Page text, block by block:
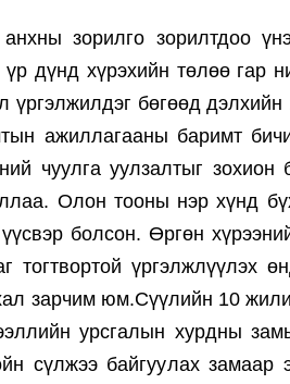
зорилго зорилтдоо
үр дүнд хүрэхийн төлөө
бөгөөд
ажиллагааны баримт
чуулга уулзалтыг
Олон тооны нэр хүнд
болсон. Өргөн
тогтвортой
зарчим юм.Сүүлийн 10
урсгалын хурдны
сүлжээ байгуулах замаар